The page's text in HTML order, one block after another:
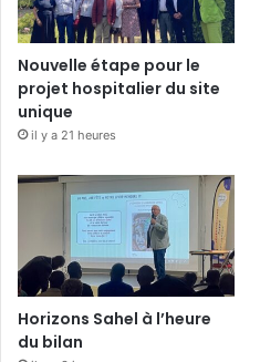
Nouvelle étape pour le
projet hospitalier du site
unique
il y a 21 heures
Horizons Sahel à l’heure
du bilan